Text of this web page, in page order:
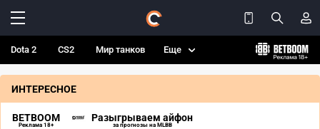
Dota 2 CS2 Мир танков Еще
ИНТЕРЕСНОЕ
BETBOOM
Реклама 18+
Разыгрываем айфон
за прогнозы на MLBB